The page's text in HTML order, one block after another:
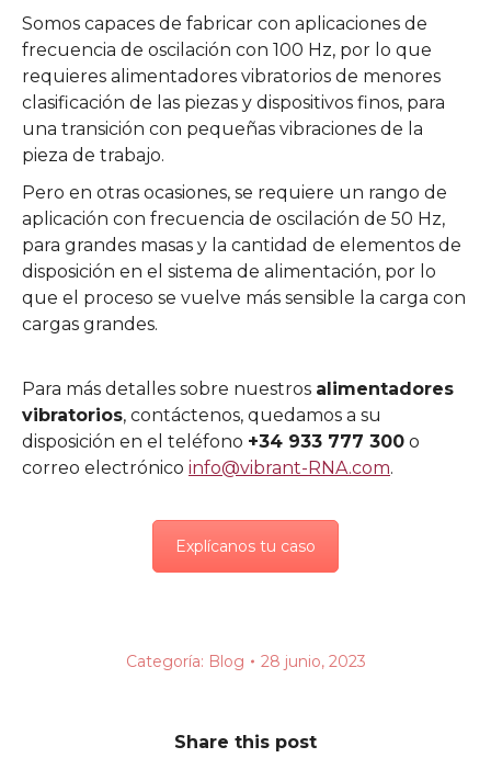
Somos capaces de fabricar con aplicaciones de
frecuencia de oscilación con 100 Hz, por lo que
requieres alimentadores vibratorios de menores
clasificación de las piezas y dispositivos finos, para
una transición con pequeñas vibraciones de la
pieza de trabajo.
Pero en otras ocasiones, se requiere un rango de
aplicación con frecuencia de oscilación de 50 Hz,
para grandes masas y la cantidad de elementos de
disposición en el sistema de alimentación, por lo
que el proceso se vuelve más sensible la carga con
cargas grandes.
Para más detalles sobre nuestros alimentadores
vibratorios, contáctenos, quedamos a su
disposición en el teléfono +34 933 777 300 o
correo electrónico info@vibrant-RNA.com.
Explícanos tu caso
Categoría: Blog 28 junio, 2023
Share this post